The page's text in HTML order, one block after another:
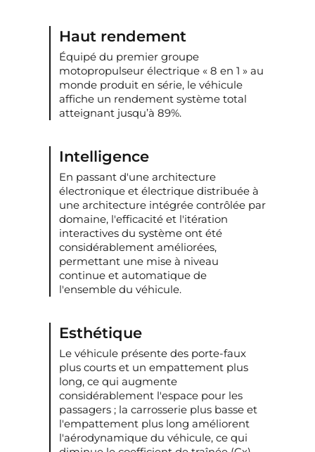
Haut rendement
Équipé du premier groupe
motopropulseur électrique « 8 en 1 » au
monde produit en série, le véhicule
affiche un rendement système total
atteignant jusqu’à 89%.
Intelligence
En passant d'une architecture
électronique et électrique distribuée à
une architecture intégrée contrôlée par
domaine, l'efficacité et l'itération
interactives du système ont été
considérablement améliorées,
permettant une mise à niveau
continue et automatique de
l'ensemble du véhicule.
Esthétique
Le véhicule présente des porte-faux
plus courts et un empattement plus
long, ce qui augmente
considérablement l'espace pour les
passagers ; la carrosserie plus basse et
l'empattement plus long améliorent
l'aérodynamique du véhicule, ce qui